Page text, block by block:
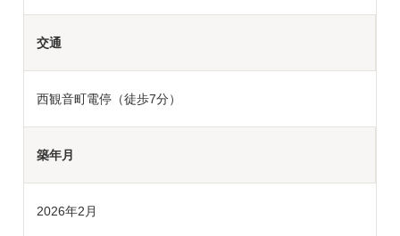
交通
西観音町電停（徒歩7分）
築年月
2026年2月